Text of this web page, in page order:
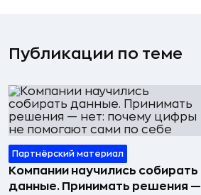
Публикации по теме
Партнёрский материал
Компании научились собирать
данные. Принимать решения —